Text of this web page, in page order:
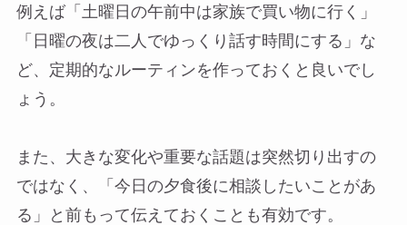
例えば「土曜日の午前中は家族で買い物に行く」
「日曜の夜は二人でゆっくり話す時間にする」な
ど、定期的なルーティンを作っておくと良いでし
ょう。
また、大きな変化や重要な話題は突然切り出すの
ではなく、「今日の夕食後に相談したいことがあ
る」と前もって伝えておくことも有効です。